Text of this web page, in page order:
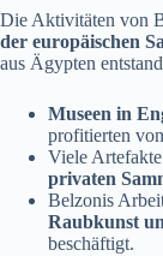
Die Aktivitäten von
der europäischen
aus Ägypten
Museen in
profitierten
Viele
privaten
Belzonis
Raubkunst
beschäftigt.